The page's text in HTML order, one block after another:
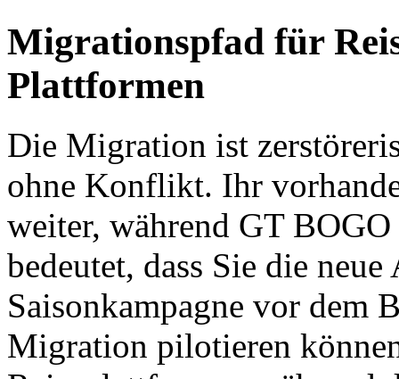
Migrationspfad für
Plattformen
Die Migration ist
ohne Konflikt. Ihr
weiter, während GT
bedeutet, dass Sie die
Saisonkampagne vor dem
Migration pilotieren